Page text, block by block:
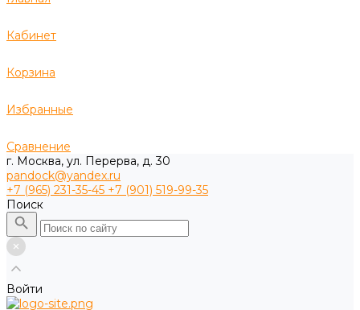
Кабинет
Корзина
Избранные
Сравнение
г. Москва, ул. Перерва, д. 30
pandock@yandex.ru
+7 (965) 231-35-45 +7 (901) 519-99-35
Поиск
Войти